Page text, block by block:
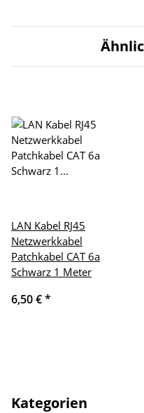
LAN Kabel RJ45
Netzwerkkabel
Patchkabel CAT 6a
Schwarz 1 Meter
6,50 €*
Kategorien